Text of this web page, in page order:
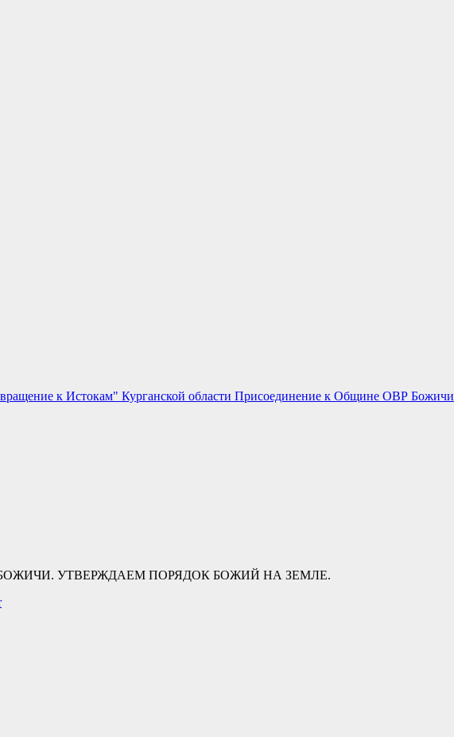
к Истокам" Курганской области Присоединение к Общине ОВР Божичи
УТВЕРЖДАЕМ ПОРЯДОК БОЖИЙ НА ЗЕМЛЕ.